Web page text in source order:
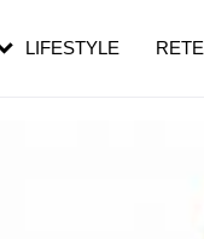
LIFESTYLE